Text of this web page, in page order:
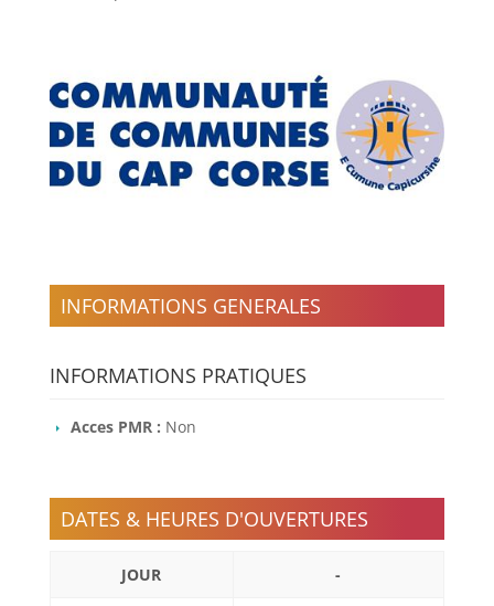
INFORMATIONS GENERALES
INFORMATIONS PRATIQUES
Acces PMR : Non
DATES & HEURES D'OUVERTURES
JOUR -